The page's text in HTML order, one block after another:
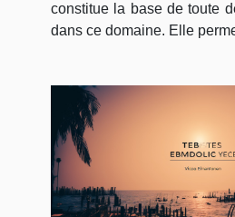
constitue la base de toute
dans ce domaine. Elle